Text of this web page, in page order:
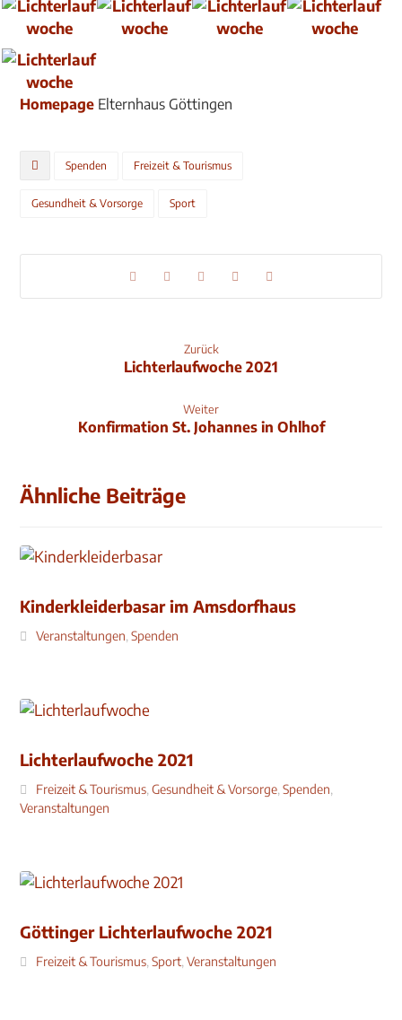
Homepage Elternhaus Göttingen
Spenden Freizeit & Tourismus
Gesundheit & Vorsorge Sport
Zurück
Lichterlaufwoche 2021
Weiter
Konfirmation St. Johannes in Ohlhof
Ähnliche Beiträge
Kinderkleiderbasar im Amsdorfhaus
Veranstaltungen,Spenden
Lichterlaufwoche 2021
Freizeit & Tourismus,Gesundheit & Vorsorge,Spenden,
Veranstaltungen
Göttinger Lichterlaufwoche 2021
Freizeit & Tourismus,Sport,Veranstaltungen